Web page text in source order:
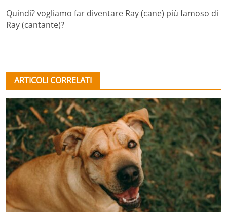
Quindi? vogliamo far diventare Ray (cane) più famoso di
Ray (cantante)?
ARTICOLI CORRELATI